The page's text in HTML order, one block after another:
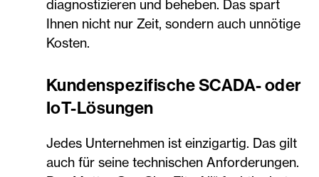
diagnostizieren und beheben. Das spart
Ihnen nicht nur Zeit, sondern auch unnötige
Kosten.
Kundenspezifische SCADA- oder
IoT-Lösungen
Jedes Unternehmen ist einzigartig. Das gilt
auch für seine technischen Anforderungen.